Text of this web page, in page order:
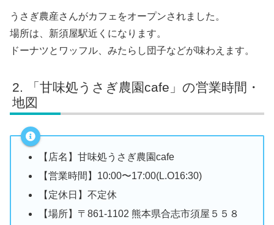
うさぎ農産さんがカフェをオープンされました。
場所は、新須屋駅近くになります。
ドーナツとワッフル、みたらし団子などが味わえます。
「甘味処うさぎ農園cafe」の営業時間・
地図
【店名】甘味処うさぎ農園cafe
【営業時間】10:00〜17:00(L.O16:30)
【定休日】不定休
【場所】〒861-1102 熊本県合志市須屋５５８